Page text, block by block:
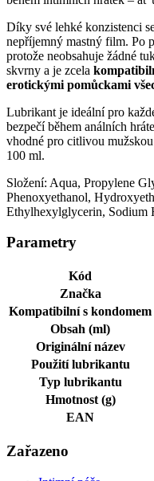
Díky své lehké konzistenci
nepříjemný mastný film. Po
protože neobsahuje žádné
skvrny a je zcela
erotickými pomůckami
Lubrikant je ideální pro
bezpečí během análních
vhodné pro citlivou
100 ml.
Složení: Aqua, Propylene
Phenoxyethanol,
Ethylhexylglycerin, Sodium
Parametry
Kód
Značka
Kompatibilní s kondomem
Obsah (ml)
Originální název
Použití lubrikantu
Typ lubrikantu
Hmotnost (g)
EAN
Zařazeno